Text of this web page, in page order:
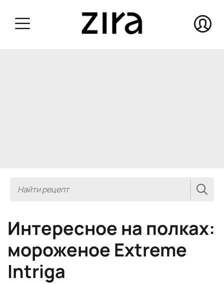
Интересное на полках:
мороженое Extreme
Intriga